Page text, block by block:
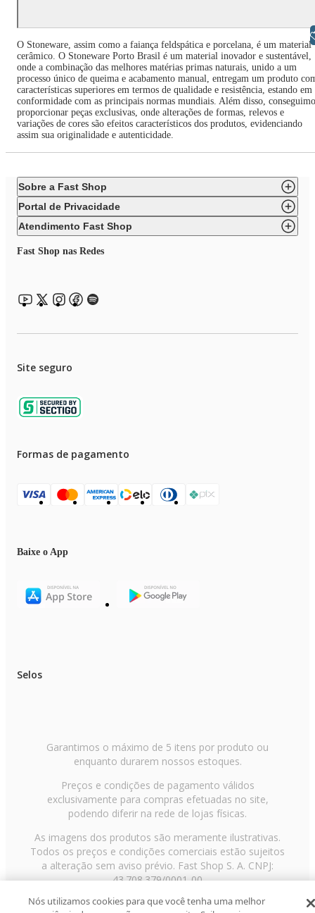
O Stoneware, assim como a faiança feldspática e porcelana, é um material
cerâmico. O Stoneware Porto Brasil é um material inovador e sustentável,
onde a combinação das melhores matérias primas naturais, unido a um
processo único de queima e acabamento manual, entregam um produto
características superiores em termos de qualidade e resistência, estando em
conformidade com as principais normas mundiais. Além disso,
proporcionar peças exclusivas, onde alterações de formas, relevos e
variações de cores são efeitos característicos dos produtos, evidenciando
assim sua originalidade e autenticidade.
Sobre a Fast Shop
Portal de Privacidade
Atendimento Fast Shop
Fast Shop nas Redes
Site seguro
Formas de pagamento
Baixe o App
Selos
Garantimos o máximo de 5 itens por produto ou
enquanto durarem nossos estoques.
Preços e condições de pagamento válidos
exclusivamente para compras efetuadas no site,
podendo diferir na rede de lojas físicas.
As imagens dos produtos são meramente ilustrativas.
Todos os preços e condições comerciais estão sujeitos
a alteração sem aviso prévio. Fast Shop S. A. CNPJ:
43.708.379/0001-00
Avenida Zaki Narchi, nº 1650, sobreloja, Carandiru, São
Nós utilizamos cookies para que você tenha uma melhor